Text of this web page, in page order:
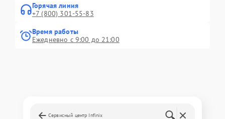
Горячая линия
+7 (800) 301-55-83
Время работы
Ежедневно с 9:00 до 21:00
Сервисный центр Infinix